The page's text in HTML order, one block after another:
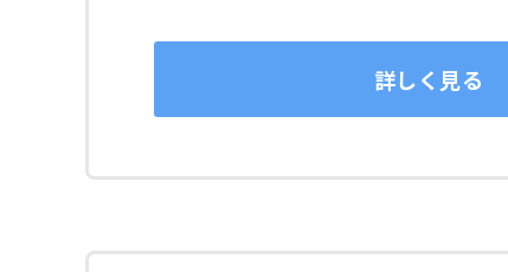
詳しく見る